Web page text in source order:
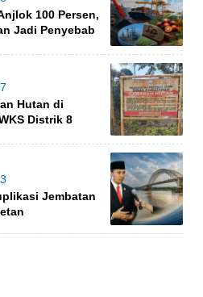
100 Persen,
Jadi Penyebab
Hutan di
Distrik 8
Jembatan